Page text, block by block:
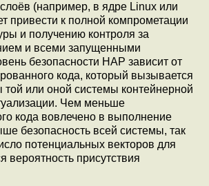
(например, в ядре Linux или
привести к полной компрометации
и получению контроля за
и всеми запущенными
безопасности HAP зависит от
кода, который вызывается
той или оной системы контейнерной
Чем меньше
кода вовлечено в выполнение
безопасность всей системы, так
потенциальных векторов для
вероятность присутствия